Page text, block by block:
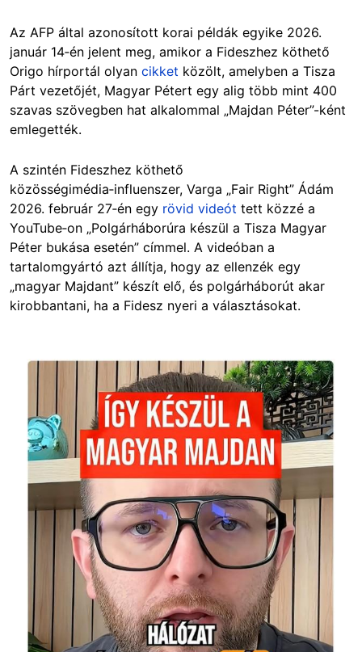
Az AFP által azonosított korai példák egyike 2026.
január 14‑én jelent meg, amikor a Fideszhez köthető
Origo hírportál olyan cikket közölt, amelyben a Tisza
Párt vezetőjét, Magyar Pétert egy alig több mint 400
szavas szövegben hat alkalommal „Majdan Péter”-ként
emlegették.
A szintén Fideszhez köthető
közösségimédia‑influenszer, Varga „Fair Right” Ádám
2026. február 27‑én egy rövid videót tett közzé a
YouTube‑on „Polgárháborúra készül a Tisza Magyar
Péter bukása esetén” címmel. A videóban a
tartalomgyártó azt állítja, hogy az ellenzék egy
„magyar Majdant” készít elő, és polgárháborút akar
kirobbantani, ha a Fidesz nyeri a választásokat.
Image